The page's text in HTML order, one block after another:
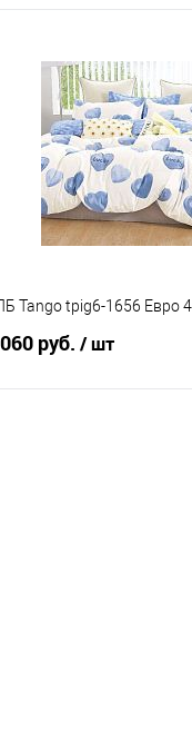
Купить в 1 клик
В избранное
Tango tpig6-1656 Евро
руб. / шт